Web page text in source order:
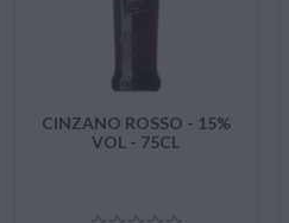
CINZANO ROSSO - 15%
VOL - 75CL